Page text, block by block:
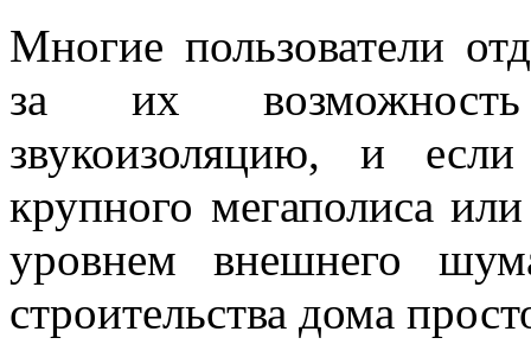
Многие пользователи
за их возможность
звукоизоляцию, и
крупного мегаполиса
уровнем внешнего
строительства дома